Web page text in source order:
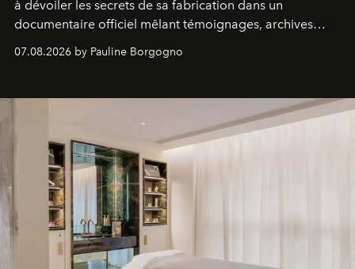
à dévoiler les secrets de sa fabrication dans un
documentaire officiel mêlant témoignages, archives
inédites et plongée dans les coulisses d'un phénomène
générationnel.
07.08.2026 by Pauline Borgogno